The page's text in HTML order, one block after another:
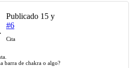
Publicado 15 y
#6
Cita
barra de chakra o algo?